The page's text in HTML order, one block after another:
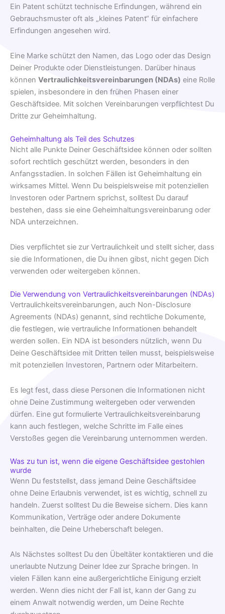
Ein Patent schützt technische Erfindungen, während ein
Gebrauchsmuster oft als „kleines Patent“ für einfachere
Erfindungen angesehen wird.
Eine Marke schützt den Namen, das Logo oder das Design
Deiner Produkte oder Dienstleistungen. Darüber hinaus
können Vertraulichkeitsvereinbarungen (NDAs) eine Rolle
spielen, insbesondere in den frühen Phasen einer
Geschäftsidee. Mit solchen Vereinbarungen verpflichtest Du
Dritte zur Geheimhaltung.
Geheimhaltung als Teil des Schutzes
Nicht alle Punkte Deiner Geschäftsidee können oder sollten
sofort rechtlich geschützt werden, besonders in den
Anfangsstadien. In solchen Fällen ist Geheimhaltung ein
wirksames Mittel. Wenn Du beispielsweise mit potenziellen
Investoren oder Partnern sprichst, solltest Du darauf
bestehen, dass sie eine Geheimhaltungsvereinbarung oder
NDA unterzeichnen.
Dies verpflichtet sie zur Vertraulichkeit und stellt sicher, dass
sie die Informationen, die Du ihnen gibst, nicht gegen Dich
verwenden oder weitergeben können.
Die Verwendung von Vertraulichkeitsvereinbarungen (NDAs)
Vertraulichkeitsvereinbarungen, auch Non-Disclosure
Agreements (NDAs) genannt, sind rechtliche Dokumente,
die festlegen, wie vertrauliche Informationen behandelt
werden sollen. Ein NDA ist besonders nützlich, wenn Du
Deine Geschäftsidee mit Dritten teilen musst, beispielsweise
mit potenziellen Investoren, Partnern oder Mitarbeitern.
Es legt fest, dass diese Personen die Informationen nicht
ohne Deine Zustimmung weitergeben oder verwenden
dürfen. Eine gut formulierte Vertraulichkeitsvereinbarung
kann auch festlegen, welche Schritte im Falle eines
Verstoßes gegen die Vereinbarung unternommen werden.
Was zu tun ist, wenn die eigene Geschäftsidee gestohlen
wurde
Wenn Du feststellst, dass jemand Deine Geschäftsidee
ohne Deine Erlaubnis verwendet, ist es wichtig, schnell zu
handeln. Zuerst solltest Du die Beweise sichern. Dies kann
Kommunikation, Verträge oder andere Dokumente
beinhalten, die Deine Urheberschaft belegen.
Als Nächstes solltest Du den Übeltäter kontaktieren und die
unerlaubte Nutzung Deiner Idee zur Sprache bringen. In
vielen Fällen kann eine außergerichtliche Einigung erzielt
werden. Wenn dies nicht der Fall ist, kann der Gang zu
einem Anwalt notwendig werden, um Deine Rechte